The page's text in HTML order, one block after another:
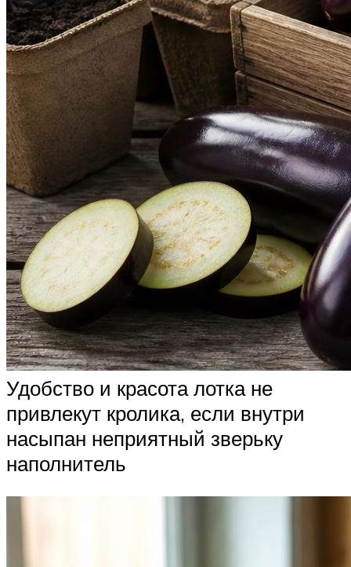
Удобство и красота лотка не
привлекут кролика, если внутри
насыпан неприятный зверьку
наполнитель